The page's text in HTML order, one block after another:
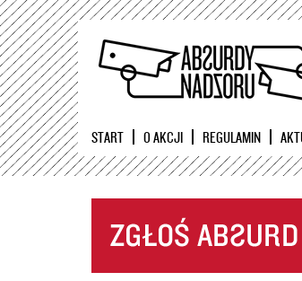
START O AKCJI REGULAMIN